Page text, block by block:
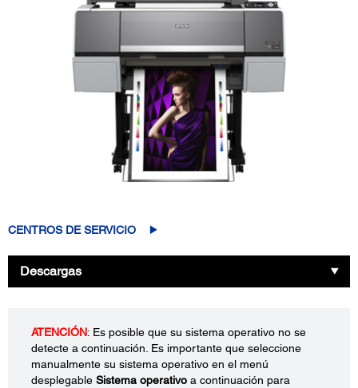
CENTROS DE SERVICIO
Descargas
ATENCIÓN: Es posible que su sistema operativo no se
detecte a continuación. Es importante que seleccione
manualmente su sistema operativo en el menú
desplegable Sistema operativo a continuación para